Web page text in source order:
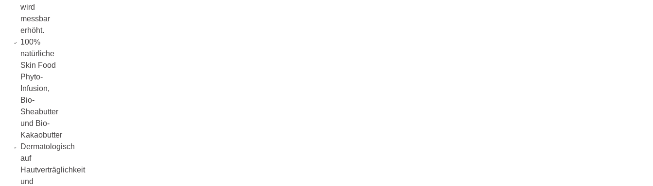
wird
messbar
erhöht.
100%
natürliche
Skin Food
Phyto-
Infusion,
Bio-
Sheabutter
und Bio-
Kakaobutter
Dermatologisch
auf
Hautverträglichkeit
und